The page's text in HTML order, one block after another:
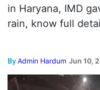
in Haryana, IMD
rain, know full
ByAdmin Hardum Jun 10,